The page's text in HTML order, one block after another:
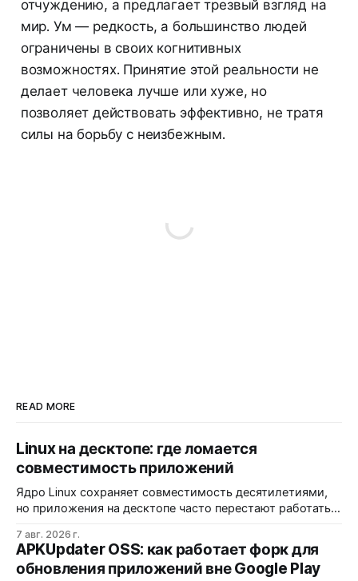
отчуждению, а предлагает трезвый взгляд на
мир. Ум — редкость, а большинство людей
ограничены в своих когнитивных
возможностях. Принятие этой реальности не
делает человека лучше или хуже, но
позволяет действовать эффективно, не тратя
силы на борьбу с неизбежным.
READ MORE
Linux на десктопе: где ломается
совместимость приложений
Ядро Linux сохраняет совместимость десятилетиями,
но приложения на десктопе часто перестают работать
Разработчики обвиняют GNOME и дистрибутивы в
создании искусственных барьеров, а пользователи
платят за это нестабильностью.
7 авг. 2026 г.
APKUpdater OSS: как работает форк для
обновления приложений вне Google Play